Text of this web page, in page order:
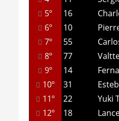
5º
16
6º
10
7º
55
8º
77
9º
14
10º
31
11º
22
Yuki
12º
18